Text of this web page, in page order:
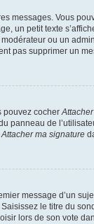
messages. Vous
un petit texte
ou un
pas supprimer un
pouvez cocher
panneau de
Attacher ma signature
message d’un
le titre du
lors de son vote